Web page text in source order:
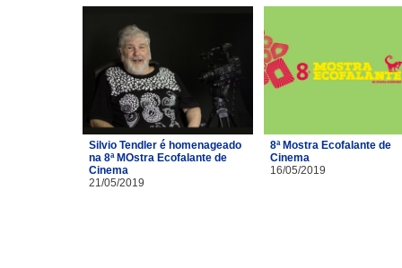
Silvio Tendler é homenageado
na 8ª MOstra Ecofalante de
Cinema
21/05/2019
8ª Mostra Ecofalante de
Cinema
16/05/2019